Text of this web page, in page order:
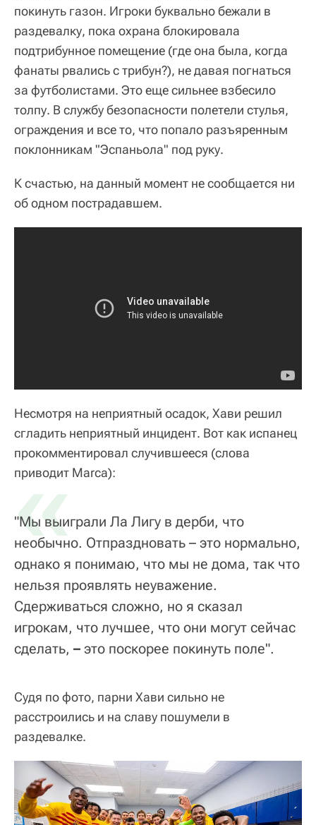
покинуть газон. Игроки буквально бежали в
раздевалку, пока охрана блокировала
подтрибунное помещение (где она была, когда
фанаты рвались с трибун?), не давая погнаться
за футболистами. Это еще сильнее взбесило
толпу. В службу безопасности полетели стулья,
ограждения и все то, что попало разъяренным
поклонникам "Эспаньола" под руку.
К счастью, на данный момент не сообщается ни
об одном пострадавшем.
Несмотря на неприятный осадок, Хави решил
сгладить неприятный инцидент. Вот как испанец
прокомментировал случившееся (слова
приводит Marca):
«
"Мы выиграли Ла Лигу в дерби, что
необычно. Отпраздновать – это нормально,
однако я понимаю, что мы не дома, так что
нельзя проявлять неуважение.
Сдерживаться сложно, но я сказал
игрокам, что лучшее, что они могут сейчас
сделать, – это поскорее покинуть поле".
Судя по фото, парни Хави сильно не
расстроились и на славу пошумели в
раздевалке.